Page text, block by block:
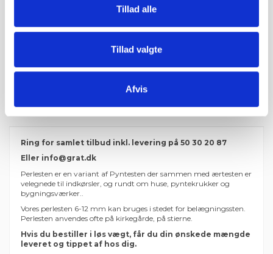
Tillad alle
Tillad valgte
Afvis
Anmeldelser (0)
Ring for samlet tilbud inkl. levering på 50 30 20 87
Eller info@grat.dk
Perlesten er en variant af Pyntesten der sammen med ærtesten er
velegnede til indkørsler, og rundt om huse, pyntekrukker og
bygningsværker..
Vores perlesten 6-12 mm kan bruges i stedet for belægningssten.
Perlesten anvendes ofte på kirkegårde, på stierne.
Hvis du bestiller i løs vægt, får du din ønskede mængde
leveret og tippet af hos dig.